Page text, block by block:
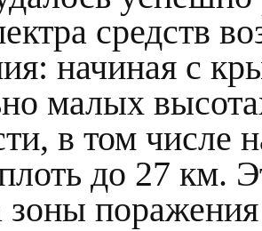
средств
начиная с
малых
в том числе
до 27 км.
зоны